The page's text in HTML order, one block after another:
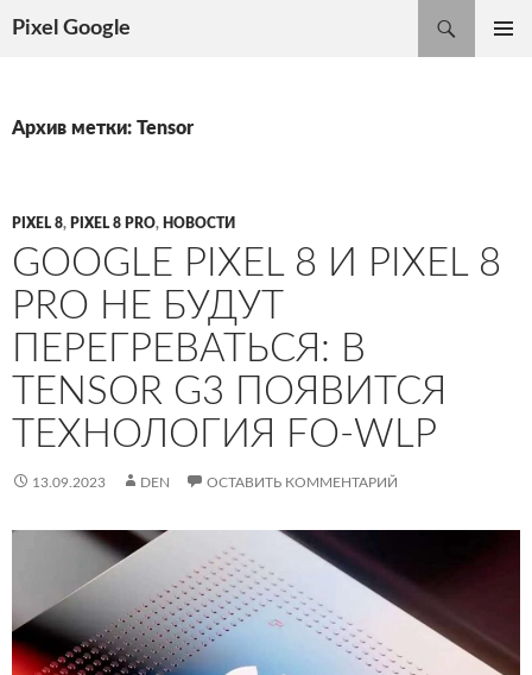
Pixel Google
Архив метки: Tensor
PIXEL 8, PIXEL 8 PRO, НОВОСТИ
GOOGLE PIXEL 8 И PIXEL 8
PRO НЕ БУДУТ
ПЕРЕГРЕВАТЬСЯ: В
TENSOR G3 ПОЯВИТСЯ
ТЕХНОЛОГИЯ FO-WLP
13.09.2023 DEN ОСТАВИТЬ КОММЕНТАРИЙ